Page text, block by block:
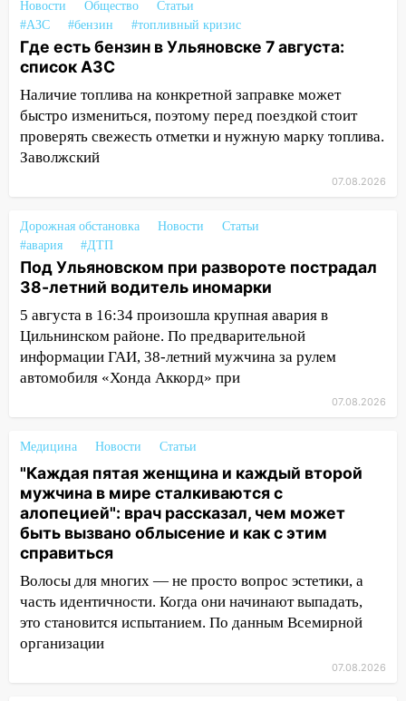
15:27 Прокуратура проверяет
капремонт школы в селе Кивать
15:08
В Кузоватово после прокурорской
проверки обновили разметку на
пешеходных переходах
14:40 На проспекте Гая в Ульяновске
запретили остановку автомобилей на
14:22 В Новом городе 8 августа пройдет
большой фестиваль «Наше время» с
мотофристайлом и концертом
«Мураками»
14:04 Жару смоет ливнями: прогноз
погоды в Ульяновской области на
выходные 8-9 августа
пассажира»
13:20 В Ульяновске за один день
обокрали женщину на пляже и
подростка в сквере
13:01 В Димитровграде мужчина
выбросил из машины страйкбольную
гранату: его задержали
12:34 На Ульяновскую область
надвигается сильнейшая непогода: град
и шквал до 27 м/с
Новости Общество
Статьи
#АЗС
#бензин #топливный кризис
Где есть бензин в Ульяновске 7 августа:
список АЗС
Наличие топлива на конкретной заправке может
быстро измениться, поэтому перед поездкой стоит
проверять свежесть отметки и нужную марку топлива.
Заволжский
07.08.2026
Дорожная обстановка Новости
Статьи
#авария
#ДТП
Под Ульяновском при развороте пострадал
38-летний водитель иномарки
5 августа в 16:34 произошла крупная авария в
Цильнинском районе. По предварительной
информации ГАИ, 38-летний мужчина за рулем
автомобиля «Хонда Аккорд» при
07.08.2026
Медицина Новости Статьи
"Каждая пятая женщина и каждый второй
мужчина в мире сталкиваются с
алопецией": врач рассказал, чем может
быть вызвано облысение и как с этим
справиться
Волосы для многих — не просто вопрос эстетики, а
часть идентичности. Когда они начинают выпадать,
это становится испытанием. По данным Всемирной
организации
07.08.2026